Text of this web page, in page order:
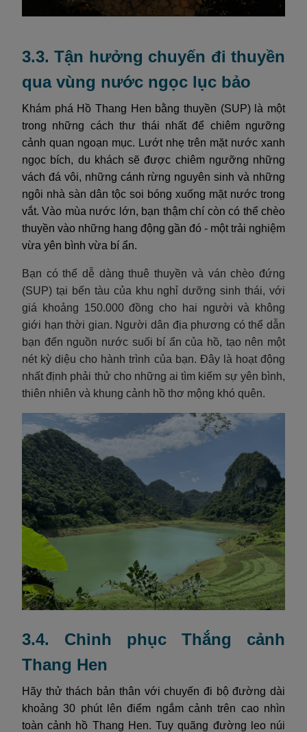
3.3. Tận hưởng chuyến đi thuyền
qua vùng nước ngọc lục bảo
Khám phá Hồ Thang Hen bằng thuyền (SUP) là một
trong những cách thư thái nhất để chiêm ngưỡng
cảnh quan ngoạn mục. Lướt nhẹ trên mặt nước xanh
ngọc bích, du khách sẽ được chiêm ngưỡng những
vách đá vôi, những cánh rừng nguyên sinh và những
ngôi nhà sàn dân tộc soi bóng xuống mặt nước trong
vắt. Vào mùa nước lớn, bạn thậm chí còn có thể chèo
thuyền vào những hang động gần đó - một trải nghiệm
vừa yên bình vừa bí ẩn.
Bạn có thể dễ dàng thuê thuyền và ván chèo đứng
(SUP) tại bến tàu của khu nghỉ dưỡng sinh thái, với
giá khoảng 150.000 đồng cho hai người và không
giới hạn thời gian. Người dân địa phương có thể dẫn
bạn đến nguồn nước suối bí ẩn của hồ, tạo nên một
nét kỳ diệu cho hành trình của bạn. Đây là hoạt động
nhất định phải thử cho những ai tìm kiếm sự yên bình,
thiên nhiên và khung cảnh hồ thơ mộng khó quên.
3.4. Chinh phục Thắng cảnh
Thang Hen
Hãy thử thách bản thân với chuyến đi bộ đường dài
khoảng 30 phút lên điểm ngắm cảnh trên cao nhìn
toàn cảnh hồ Thang Hen. Tuy quãng đường leo núi